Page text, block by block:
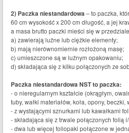
2) Paczka niestandardowa – to paczka,
60 cm wysokość x 200 cm długość, a jej
a masa brutto paczki mieści się w
a) zawierają luźne lub ciężkie elementy;
b) mają nierównomiernie rozłożoną masę;
c) umieszczone są w luźnym opakowaniu;
d) składająca się z kilku połączonych ze
Paczka niestandardowa NST to paczka:
- o nieregularnym kształcie (okrągłym,
tuby, wałki materiałów, koła, opony,
- z wystającymi sznurkami lub kawałkami
- składająca się z trwale połączonych folią
- dwa lub więcej foliopaki połączone w